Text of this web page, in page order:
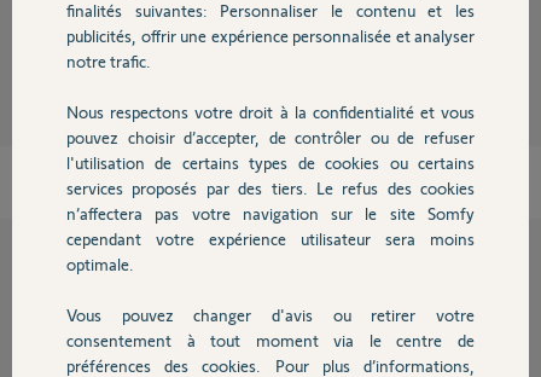
Domotique
Chauffage
Autres produits
Devis avec un pro
luc
il y a plus de 6 ans
Questions liées
Caméra indoor alerte ?
finalités suivantes: Personnaliser le contenu et les
publicités, offrir une expérience personnalisée et analyser
notre trafic.
Nous respectons votre droit à la confidentialité et vous
pouvez choisir d’accepter, de contrôler ou de refuser
l'utilisation de certains types de cookies ou certains
services proposés par des tiers. Le refus des cookies
n’affectera pas votre navigation sur le site Somfy
cependant votre expérience utilisateur sera moins
optimale.
Vous pouvez changer d'avis ou retirer votre
consentement à tout moment via le centre de
préférences des cookies. Pour plus d’informations,